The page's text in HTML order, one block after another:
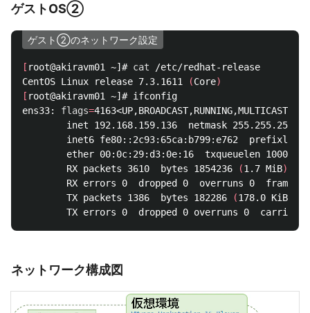
ゲストOS②
ゲスト②のネットワーク設定
[ root@akiravm01 ~]# cat /etc/redhat-release
CentOS Linux release 7.3.1611
(Core)
[ root@akiravm01 ~]# ifconfig
ens33: flags=4163<UP,BROADCAST,RUNNING,MULTICAST>
inet 192.168.159.136  netmask 255.255.255.0
inet6 fe80::2c93:65ca:b799:e762  prefixlen
        ether 00:0c:29:d3:0e:16  txqueuelen 1000
        RX packets 3610  bytes 1854236
(1.7 MiB)
        RX errors 0  dropped 0  overruns 0  frame 0
        TX packets 1386  bytes 182286
(178.0 KiB
ネットワーク構成図